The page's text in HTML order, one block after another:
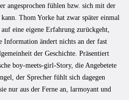
angesprochen fühlen bzw. sich mit der
Thom Yorke hat zwar später einmal
eine eigene Erfahrung zurückgeht,
Information ändert nichts an der fast
der Geschichte. Präsentiert
boy-meets-girl-Story, die Angebetete
der Sprecher fühlt sich dagegen
nur aus der Ferne an, larmoyant und